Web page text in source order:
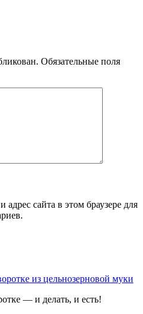
Обязательные поля
сайта в этом браузере для
из цельнозерновой муки
— и делать, и есть!